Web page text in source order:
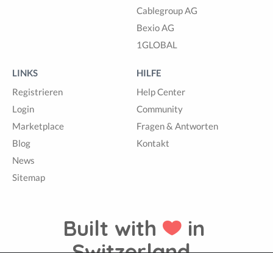
Cablegroup AG
Bexio AG
1GLOBAL
LINKS
Registrieren
Login
Marketplace
Blog
News
Sitemap
HILFE
Help Center
Community
Fragen & Antworten
Kontakt
Built with
in